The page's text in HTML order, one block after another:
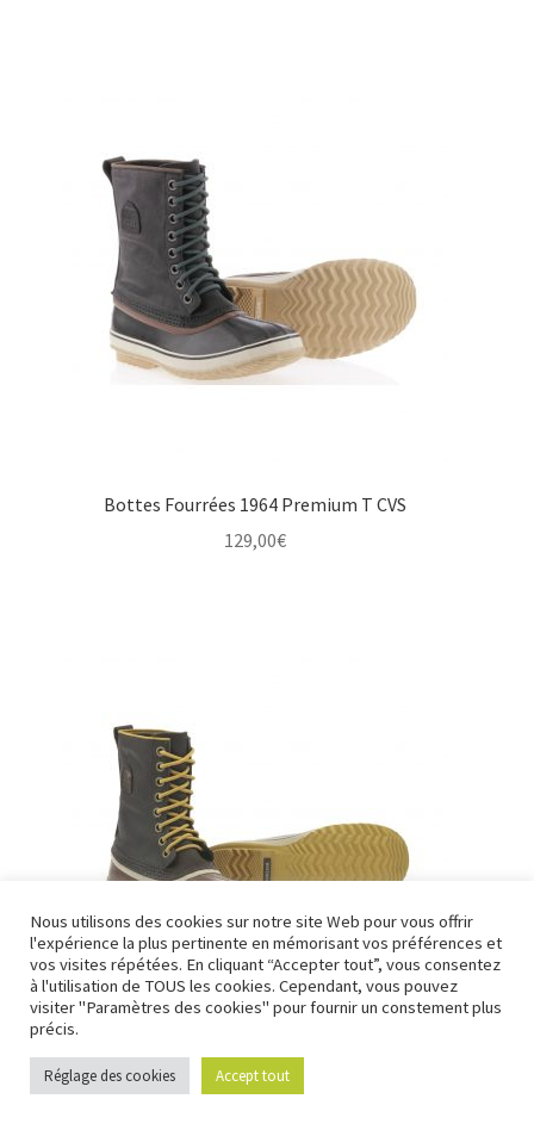
Nous fermons pour congés à partir du 7 aout au soir
jusqu'au 14 aout au soir.
Ignorer
Bottes Fourrées 1964 Premium T CVS
129,00€
Bottes Fourrées 1964 Premium T CVS
129,00€
Recherche
Recherche
Nous utilisons des cookies sur notre site Web pour vous offrir
l'expérience la plus pertinente en mémorisant vos préférences et
vos visites répétées. En cliquant “Accepter tout”, vous consentez
à l'utilisation de TOUS les cookies. Cependant, vous pouvez
visiter "Paramètres des cookies" pour fournir un constement plus
précis.
Réglage des cookies Accept tout